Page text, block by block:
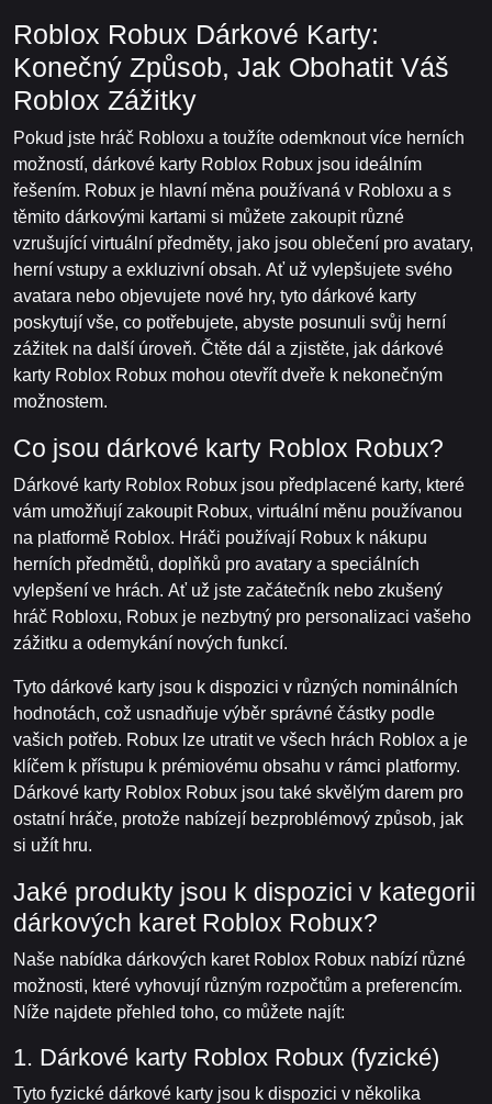
Roblox Robux Dárkové Karty:
Konečný Způsob, Jak Obohatit Váš
Roblox Zážitky
Pokud jste hráč Robloxu a toužíte odemknout více herních
možností, dárkové karty Roblox Robux jsou ideálním
řešením. Robux je hlavní měna používaná v Robloxu a s
těmito dárkovými kartami si můžete zakoupit různé
vzrušující virtuální předměty, jako jsou oblečení pro avatary,
herní vstupy a exkluzivní obsah. Ať už vylepšujete svého
avatara nebo objevujete nové hry, tyto dárkové karty
poskytují vše, co potřebujete, abyste posunuli svůj herní
zážitek na další úroveň. Čtěte dál a zjistěte, jak dárkové
karty Roblox Robux mohou otevřít dveře k nekonečným
možnostem.
Co jsou dárkové karty Roblox Robux?
Dárkové karty Roblox Robux jsou předplacené karty, které
vám umožňují zakoupit Robux, virtuální měnu používanou
na platformě Roblox. Hráči používají Robux k nákupu
herních předmětů, doplňků pro avatary a speciálních
vylepšení ve hrách. Ať už jste začátečník nebo zkušený
hráč Robloxu, Robux je nezbytný pro personalizaci vašeho
zážitku a odemykání nových funkcí.
Tyto dárkové karty jsou k dispozici v různých nominálních
hodnotách, což usnadňuje výběr správné částky podle
vašich potřeb. Robux lze utratit ve všech hrách Roblox a je
klíčem k přístupu k prémiovému obsahu v rámci platformy.
Dárkové karty Roblox Robux jsou také skvělým darem pro
ostatní hráče, protože nabízejí bezproblémový způsob, jak
si užít hru.
Jaké produkty jsou k dispozici v kategorii
dárkových karet Roblox Robux?
Naše nabídka dárkových karet Roblox Robux nabízí různé
možnosti, které vyhovují různým rozpočtům a preferencím.
Níže najdete přehled toho, co můžete najít:
1. Dárkové karty Roblox Robux (fyzické)
Tyto fyzické dárkové karty jsou k dispozici v několika